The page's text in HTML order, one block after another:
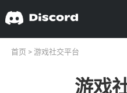
首页 > 游戏社交平台
游戏